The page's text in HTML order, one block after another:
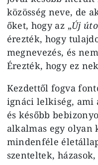
közösség neve, de
őket, hogy az „Új
érezték, hogy
megnevezés, és
Érezték, hogy ez
Kezdettől fogva
ignáci lelkiség, ami
és később
alkalmas egy olyan
mindenféle
szenteltek,